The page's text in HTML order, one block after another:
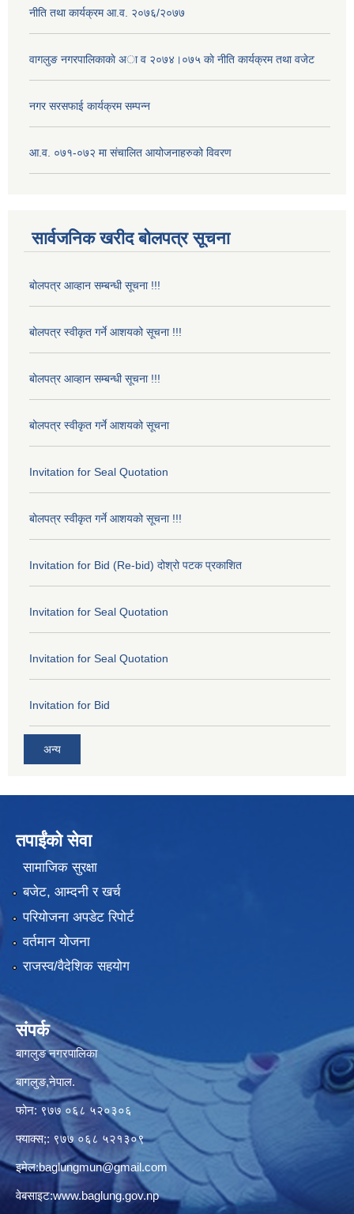
नीति तथा कार्यक्रम आ.व. २०७६/२०७७
वागलुङ नगरपालिकाकाे अा‍ व २०७४।०७५ काे नीति कार्यक्रम तथा वजेट
नगर सरसफाई कार्यक्रम सम्पन्न
आ.व. ०७१-०७२ मा संचालित आयोजनाहरुको विवरण
सार्वजनिक खरीद बोलपत्र सूचना
बोलपत्र आव्हान सम्बन्धी सूचना !!!
बोलपत्र स्वीकृत गर्ने आशयको सूचना !!!
बोलपत्र आव्हान सम्बन्धी सूचना !!!
बोलपत्र स्वीकृत गर्ने आशयको सूचना
Invitation for Seal Quotation
बोलपत्र स्वीकृत गर्ने आशयको सूचना !!!
Invitation for Bid (Re-bid) दोश्रो पटक प्रकाशित
Invitation for Seal Quotation
Invitation for Seal Quotation
Invitation for Bid
अन्य
तपाईंको सेवा
सामाजिक सुरक्षा
बजेट, आम्दनी र खर्च
परियोजना अपडेट रिपोर्ट
वर्तमान योजना
राजस्व/वैदेशिक सहयोग
संपर्क
बागलुङ नगरपालिका
बागलुङ,नेपाल.
फोन: ९७७ ०६८ ५२०३०६
फ्याक्स;: ९७७ ०६८ ५२१३०९
इमेल:baglungmun@gmail.com
वेबसाइट:www.baglung.gov.np